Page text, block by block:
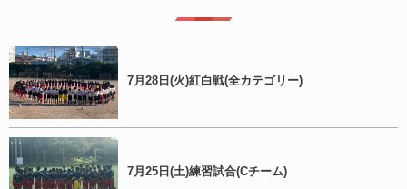
7月28日(火)紅白戦(全カテゴリー)
7月25日(土)練習試合(Cチーム)